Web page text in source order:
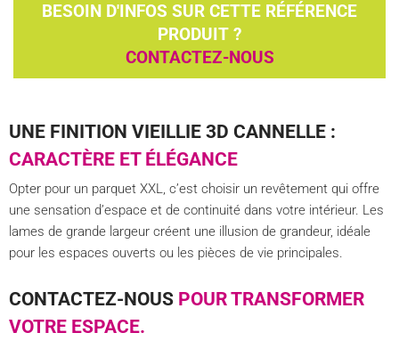
BESOIN D'INFOS SUR CETTE RÉFÉRENCE
PRODUIT ?
CONTACTEZ-NOUS
UNE FINITION VIEILLIE 3D CANNELLE :
CARACTÈRE ET ÉLÉGANCE
Opter pour un parquet XXL, c’est choisir un revêtement qui offre
une sensation d’espace et de continuité dans votre intérieur. Les
lames de grande largeur créent une illusion de grandeur, idéale
pour les espaces ouverts ou les pièces de vie principales.
CONTACTEZ-NOUS POUR TRANSFORMER
VOTRE ESPACE.